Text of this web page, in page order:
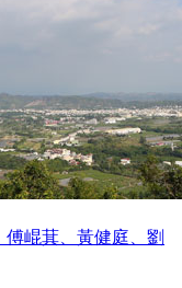
崐萁、黃健庭、劉